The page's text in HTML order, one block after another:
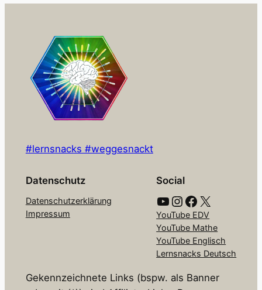
#lernsnacks #weggesnackt
Datenschutz
Datenschutzerklärung
Impressum
Social
YouTube Instagram Facebook X
YouTube EDV
YouTube Mathe
YouTube Englisch
Lernsnacks Deutsch
Gekennzeichnete Links (bspw. als Banner